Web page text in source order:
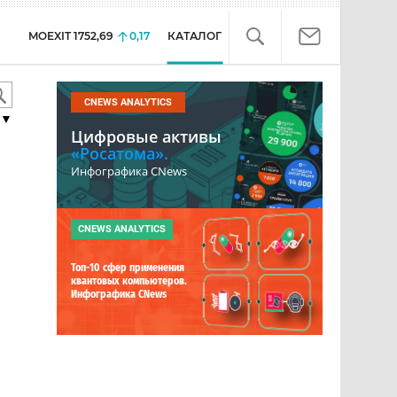
MOEXIT 1752,69 0,17 КАТАЛОГ
▼
CNEWS ANALYTICS
Цифровые активы
«Росатома».
Инфографика CNews
CNEWS ANALYTICS
Топ-10 сфер применения
квантовых компьютеров.
Инфографика CNews